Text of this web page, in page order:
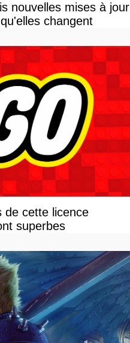
nouvelles mises à jour
changent
de cette licence
superbes